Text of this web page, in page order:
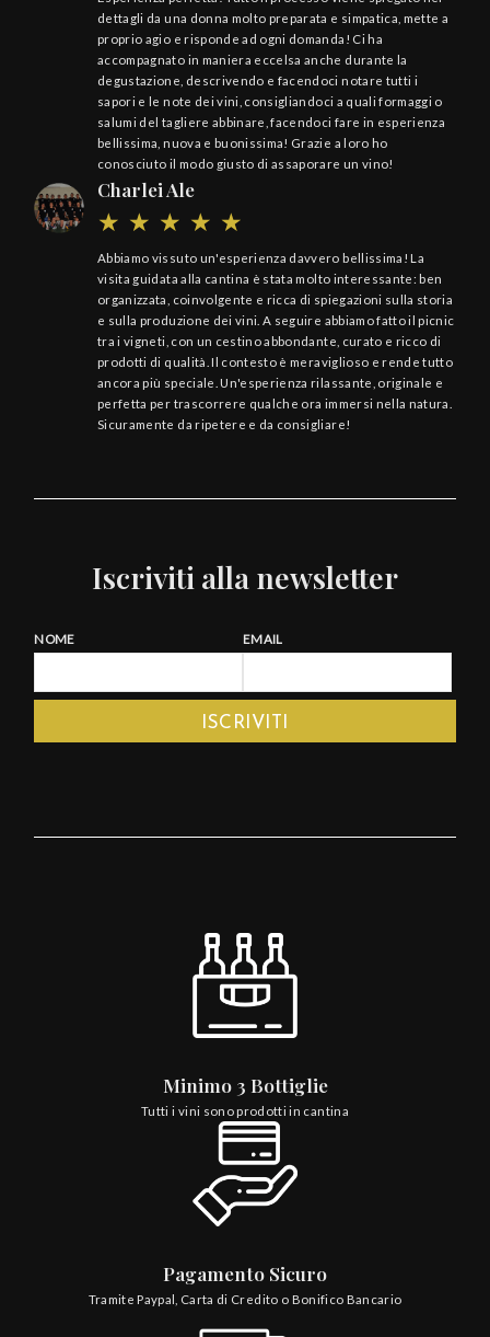
dettagli da una donna molto preparata e simpatica, mette a
proprio agio e risponde ad ogni domanda! Ci ha
accompagnato in maniera eccelsa anche durante la
degustazione, descrivendo e facendoci notare tutti i
sapori e le note dei vini, consigliandoci a quali formaggi o
salumi del tagliere abbinare, facendoci fare in esperienza
bellissima, nuova e buonissima! Grazie a loro ho
conosciuto il modo giusto di assaporare un vino!
Charlei Ale
Abbiamo vissuto un'esperienza davvero bellissima! La
visita guidata alla cantina è stata molto interessante: ben
organizzata, coinvolgente e ricca di spiegazioni sulla storia
e sulla produzione dei vini. A seguire abbiamo fatto il picnic
tra i vigneti, con un cestino abbondante, curato e ricco di
prodotti di qualità. Il contesto è meraviglioso e rende tutto
ancora più speciale. Un'esperienza rilassante, originale e
perfetta per trascorrere qualche ora immersi nella natura.
Sicuramente da ripetere e da consigliare!
Iscriviti alla newsletter
NOME EMAIL
Minimo 3 Bottiglie
Tutti i vini sono prodotti in cantina
Pagamento Sicuro
Tramite Paypal, Carta di Credito o Bonifico Bancario